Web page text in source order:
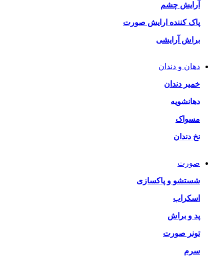
آرایش چشم
پاک کننده ارایش صورت
براش آرایشی
دهان و دندان
خمیر دندان
دهانشویه
مسواک
نخ دندان
صورت
شستشو و پاکسازی
اسکراب
پد و براش
تونر صورت
سرم